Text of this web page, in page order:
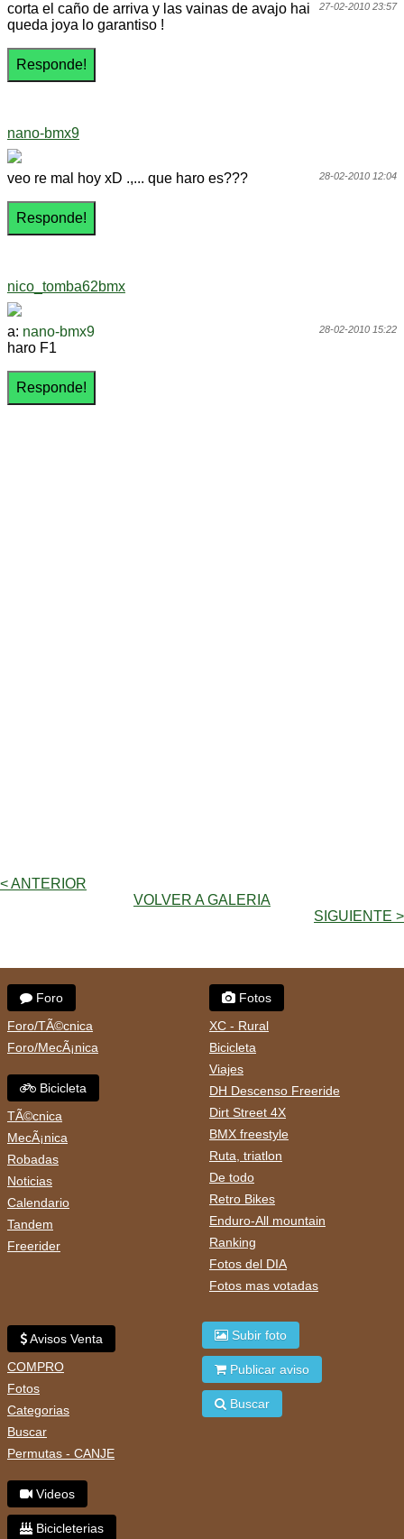
27-02-2010 23:57
corta el caño de arriva y las vainas de avajo hai
queda joya lo garantiso !
nano-bmx9
28-02-2010 12:04
veo re mal hoy xD .,... que haro es???
nico_tomba62bmx
28-02-2010 15:22
a: nano-bmx9
haro F1
< ANTERIOR
VOLVER A GALERIA
SIGUIENTE >
Foro
Foro/TÃ©cnica
Foro/MecÃ¡nica
Bicicleta
TÃ©cnica
MecÃ¡nica
Robadas
Noticias
Calendario
Tandem
Freerider
Fotos
XC - Rural
Bicicleta
Viajes
DH Descenso Freeride
Dirt Street 4X
BMX freestyle
Ruta, triatlon
De todo
Retro Bikes
Enduro-All mountain
Ranking
Fotos del DIA
Fotos mas votadas
Avisos Venta
COMPRO
Fotos
Categorias
Buscar
Permutas - CANJE
Videos
Bicicleterias
Subir foto
Publicar aviso
Buscar